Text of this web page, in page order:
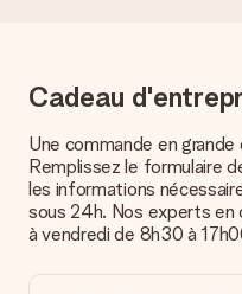
contacter notre service
Paiement
Comment puis-je régler
Nous proposons les
carte bancaire ou par
cas de paiement par
Cadeau
Une commande en
Remplissez le formulaire
les informations
sous 24h. Nos experts en
à vendredi de 8h30 à